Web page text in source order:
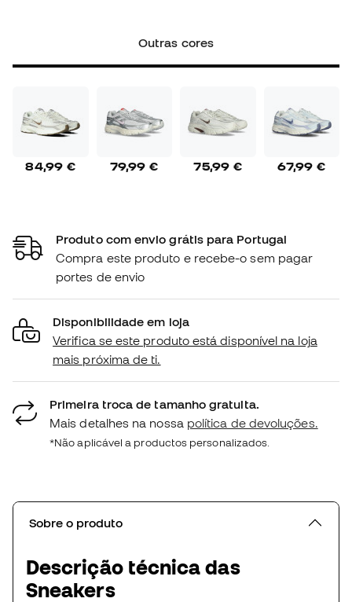
Outras cores
84,99 € 79,99 € 75,99 € 67,99 €
Produto com envio grátis para Portugal
Compra este produto e recebe-o sem pagar
portes de envio
Disponibilidade em loja
Verifica se este produto está disponível na loja
mais próxima de ti.
Primeira troca de tamanho gratuita.
Mais detalhes na nossa política de devoluções.
*Não aplicável a productos personalizados.
Sobre o produto
Descrição técnica das
Sneakers